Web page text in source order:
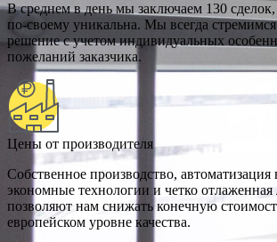
В среднем в день мы заключаем 130
по-своему уникальна. Мы всегда
решение с учетом индивидуальных
пожеланий заказчика.
Цены от производителя
Собственное производство, автоматизация
экономные технологии и четко отлаженная
позволяют нам снижать конечную
европейском уровне качества.